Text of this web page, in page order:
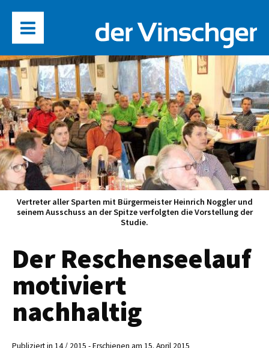
Vertreter aller Sparten mit Bürgermeister Heinrich Noggler und
seinem Ausschuss an der Spitze verfolgten die Vorstellung der
Studie.
Der Reschenseelauf
motiviert
nachhaltig